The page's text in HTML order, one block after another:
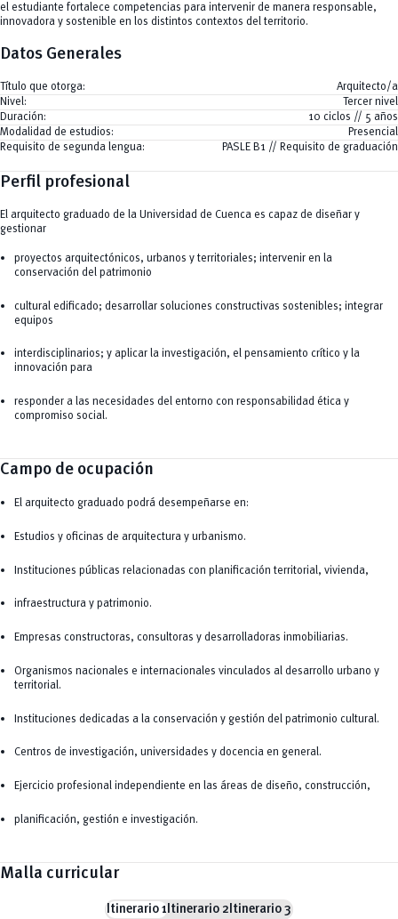
el estudiante fortalece competencias para intervenir de manera responsable,
innovadora y sostenible en los distintos contextos del territorio.
Datos Generales
Título que otorga:
Arquitecto/a
Nivel:
Tercer nivel
Duración:
10 ciclos // 5 años
Modalidad de estudios:
Presencial
Requisito de segunda lengua:
PASLE B1 // Requisito de graduación
Perfil profesional
El arquitecto graduado de la Universidad de Cuenca es capaz de diseñar y
gestionar
proyectos arquitectónicos, urbanos y territoriales; intervenir en la
conservación del patrimonio
cultural edificado; desarrollar soluciones constructivas sostenibles; integrar
equipos
interdisciplinarios; y aplicar la investigación, el pensamiento crítico y la
innovación para
responder a las necesidades del entorno con responsabilidad ética y
compromiso social.
Campo de ocupación
El arquitecto graduado podrá desempeñarse en:
Estudios y oficinas de arquitectura y urbanismo.
Instituciones públicas relacionadas con planificación territorial, vivienda,
infraestructura y patrimonio.
Empresas constructoras, consultoras y desarrolladoras inmobiliarias.
Organismos nacionales e internacionales vinculados al desarrollo urbano y
territorial.
Instituciones dedicadas a la conservación y gestión del patrimonio cultural.
Centros de investigación, universidades y docencia en general.
Ejercicio profesional independiente en las áreas de diseño, construcción,
planificación, gestión e investigación.
Malla curricular
Itinerario 1 Itinerario 2 Itinerario 3